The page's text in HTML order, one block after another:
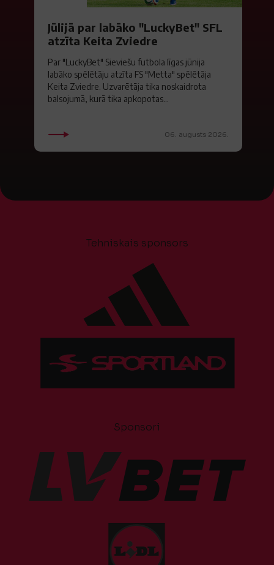
Jūlijā par labāko "LuckyBet" SFL
atzīta Keita Zviedre
Par "LuckyBet" Sieviešu futbola līgas jūnija
labāko spēlētāju atzīta FS "Metta" spēlētāja
Keita Zviedre. Uzvarētāja tika noskaidrota
balsojumā, kurā tika apkopotas...
06. augusts 2026.
Tehniskais sponsors
Sponsori